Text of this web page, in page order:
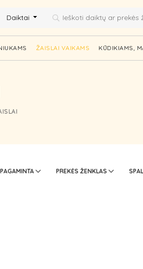
Daiktai
ŽAISLAI VAIKAMS KŪDIKIAMS,
PAGAMINTA PREKĖS ŽENKLAS